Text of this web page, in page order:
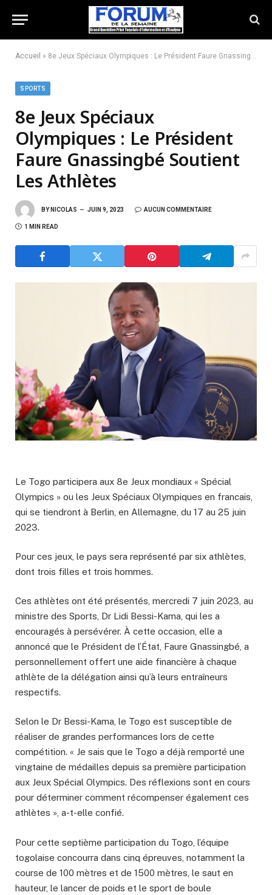
Accueil » 8e Jeux Spéciaux Olympiques : Le Président Faure Gnassingbé Soutient Les Athlètes
SPORTS
8e Jeux Spéciaux
Olympiques : Le Président
Faure Gnassingbé Soutient
Les Athlètes
BY NICOLAS JUIN 9, 2023 AUCUN COMMENTAIRE
1 MIN READ
Le Togo participera aux 8e Jeux mondiaux « Spécial
Olympics » ou les Jeux Spéciaux Olympiques en francais,
qui se tiendront à Berlin, en Allemagne, du 17 au 25 juin
2023.
Pour ces jeux, le pays sera représenté par six athlètes,
dont trois filles et trois hommes.
Ces athlètes ont été présentés, mercredi 7 juin 2023, au
ministre des Sports, Dr Lidi Bessi-Kama, qui les a
encouragés à persévérer. À cette occasion, elle a
annoncé que le Président de l’État, Faure Gnassingbé, a
personnellement offert une aide financière à chaque
athlète de la délégation ainsi qu’à leurs entraîneurs
respectifs.
Selon le Dr Bessi-Kama, le Togo est susceptible de
réaliser de grandes performances lors de cette
compétition. « Je sais que le Togo a déjà remporté une
vingtaine de médailles depuis sa première participation
aux Jeux Spécial Olympics. Des réflexions sont en cours
pour déterminer comment récompenser également ces
athlètes », a-t-elle confié.
Pour cette septième participation du Togo, l’équipe
togolaise concourra dans cinq épreuves, notamment la
course de 100 mètres et de 1500 mètres, le saut en
hauteur, le lancer de poids et le sport de boule